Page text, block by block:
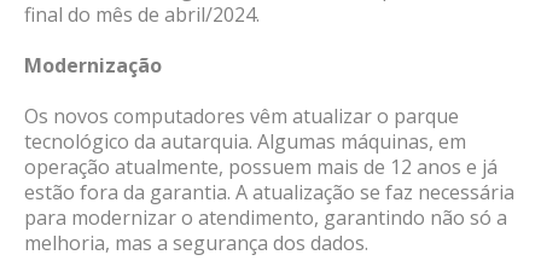
final do mês de abril/2024.
Modernização
Os novos computadores vêm atualizar o parque
tecnológico da autarquia. Algumas máquinas, em
operação atualmente, possuem mais de 12 anos e já
estão fora da garantia. A atualização se faz necessária
para modernizar o atendimento, garantindo não só a
melhoria, mas a segurança dos dados.